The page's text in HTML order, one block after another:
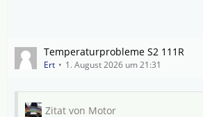
Temperaturprobleme S2 111R
Ert 1. August 2026 um 21:31
Zitat von Motor